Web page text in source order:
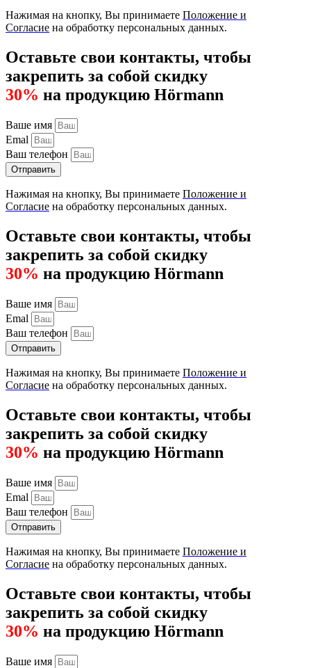
Нажимая на кнопку, Вы принимаете Положение и
Согласие на обработку персональных данных.
Оставьте свои контакты, чтобы
закрепить за собой скидку
30% на продукцию Hörmann
Ваше имя
Emal
Ваш телефон
Отправить
Нажимая на кнопку, Вы принимаете Положение и
Согласие на обработку персональных данных.
Оставьте свои контакты, чтобы
закрепить за собой скидку
30% на продукцию Hörmann
Ваше имя
Emal
Ваш телефон
Отправить
Нажимая на кнопку, Вы принимаете Положение и
Согласие на обработку персональных данных.
Оставьте свои контакты, чтобы
закрепить за собой скидку
30% на продукцию Hörmann
Ваше имя
Emal
Ваш телефон
Отправить
Нажимая на кнопку, Вы принимаете Положение и
Согласие на обработку персональных данных.
Оставьте свои контакты, чтобы
закрепить за собой скидку
30% на продукцию Hörmann
Ваше имя